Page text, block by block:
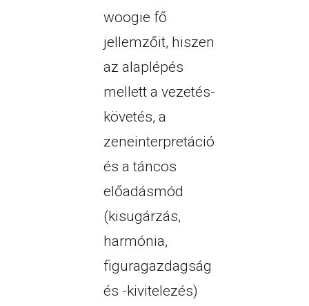
woogie fő
jellemzőit, hiszen
az alaplépés
mellett a vezetés-
követés, a
zeneinterpretáció
és a táncos
előadásmód
(kisugárzás,
harmónia,
figuragazdagság
és -kivitelezés)